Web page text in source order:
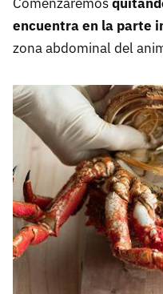
encuentra en la parte
zona abdominal del